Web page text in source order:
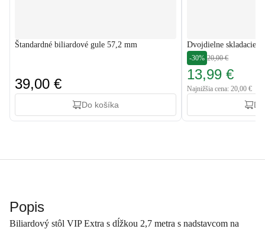
Štandardné biliardové gule 57,2 mm
39,00 €
Do košíka
Dvojdielne skladacie
-30% 20,00 €
13,99 €
Najnižšia cena: 20,00 €
Popis
Biliardový stôl VIP Extra s dĺžkou 2,7 metra s nadstavcom na